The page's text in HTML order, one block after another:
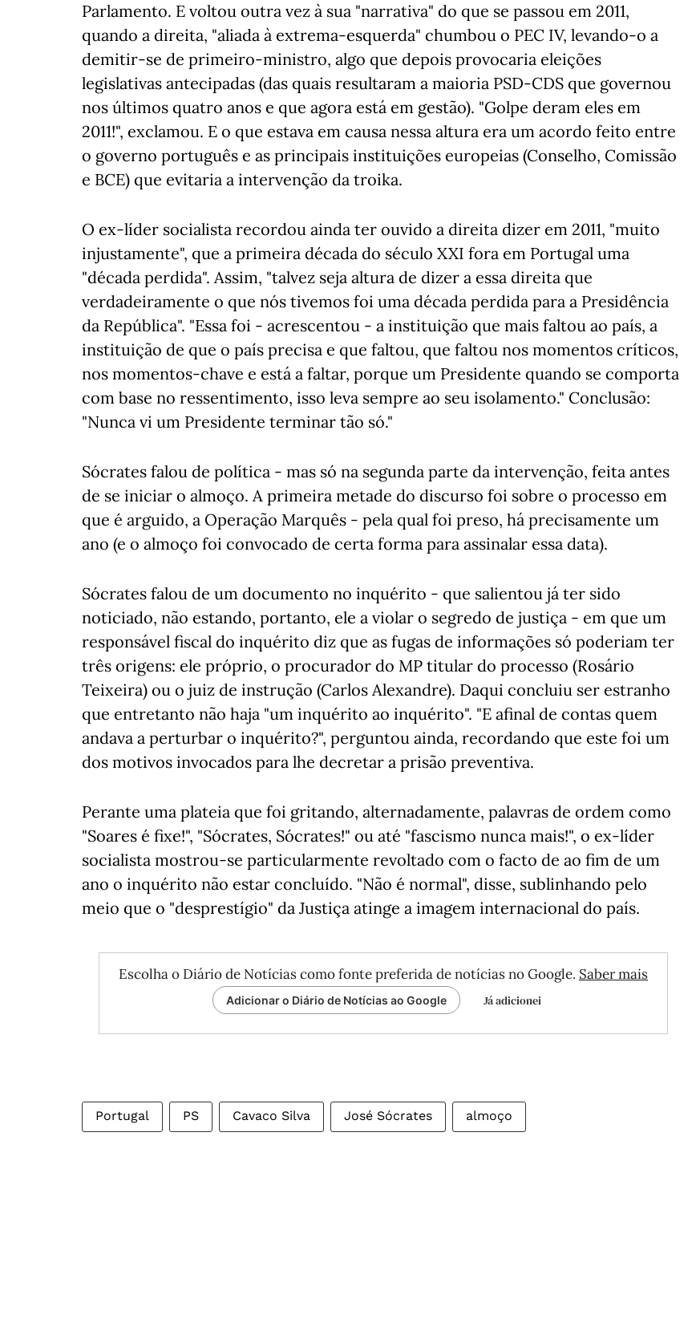
Parlamento. E voltou outra vez à sua "narrativa" do que se passou em 2011,
quando a direita, "aliada à extrema-esquerda" chumbou o PEC IV, levando-o a
demitir-se de primeiro-ministro, algo que depois provocaria eleições
legislativas antecipadas (das quais resultaram a maioria PSD-CDS que governou
nos últimos quatro anos e que agora está em gestão). "Golpe deram eles em
2011!", exclamou. E o que estava em causa nessa altura era um acordo feito entre
o governo português e as principais instituições europeias (Conselho, Comissão
e BCE) que evitaria a intervenção da troika.
O ex-líder socialista recordou ainda ter ouvido a direita dizer em 2011, "muito
injustamente", que a primeira década do século XXI fora em Portugal uma
"década perdida". Assim, "talvez seja altura de dizer a essa direita que
verdadeiramente o que nós tivemos foi uma década perdida para a Presidência
da República". "Essa foi - acrescentou - a instituição que mais faltou ao país, a
instituição de que o país precisa e que faltou, que faltou nos momentos críticos,
nos momentos-chave e está a faltar, porque um Presidente quando se comporta
com base no ressentimento, isso leva sempre ao seu isolamento." Conclusão:
"Nunca vi um Presidente terminar tão só."
Sócrates falou de política - mas só na segunda parte da intervenção, feita antes
de se iniciar o almoço. A primeira metade do discurso foi sobre o processo em
que é arguido, a Operação Marquês - pela qual foi preso, há precisamente um
ano (e o almoço foi convocado de certa forma para assinalar essa data).
Sócrates falou de um documento no inquérito - que salientou já ter sido
noticiado, não estando, portanto, ele a violar o segredo de justiça - em que um
responsável fiscal do inquérito diz que as fugas de informações só poderiam ter
três origens: ele próprio, o procurador do MP titular do processo (Rosário
Teixeira) ou o juiz de instrução (Carlos Alexandre). Daqui concluiu ser estranho
que entretanto não haja "um inquérito ao inquérito". "E afinal de contas quem
andava a perturbar o inquérito?", perguntou ainda, recordando que este foi um
dos motivos invocados para lhe decretar a prisão preventiva.
Perante uma plateia que foi gritando, alternadamente, palavras de ordem como
"Soares é fixe!", "Sócrates, Sócrates!" ou até "fascismo nunca mais!", o ex-líder
socialista mostrou-se particularmente revoltado com o facto de ao fim de um
ano o inquérito não estar concluído. "Não é normal", disse, sublinhando pelo
meio que o "desprestígio" da Justiça atinge a imagem internacional do país.
Escolha o Diário de Notícias como fonte preferida de notícias no Google. Saber mais
Adicionar o Diário de Notícias ao Google Já adicionei
Portugal PS Cavaco Silva José Sócrates almoço